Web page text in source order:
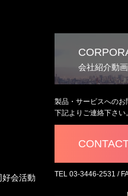
会活動
会社紹介動画
製品・サービスへのお
下記よりご連絡下さい
TEL 03-3446-2531 /